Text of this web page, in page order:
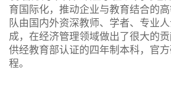
育国际化，推动企业与教育结合的
队由国内外资深教师、学者、专业
成，在经济管理领域做出了很大的
供经教育部认证的四年制本科，官
程。